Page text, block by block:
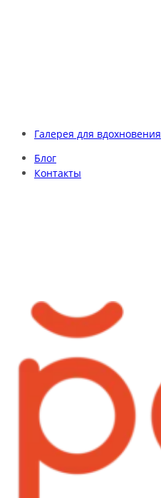
Галерея для вдохновения
Блог
Контакты